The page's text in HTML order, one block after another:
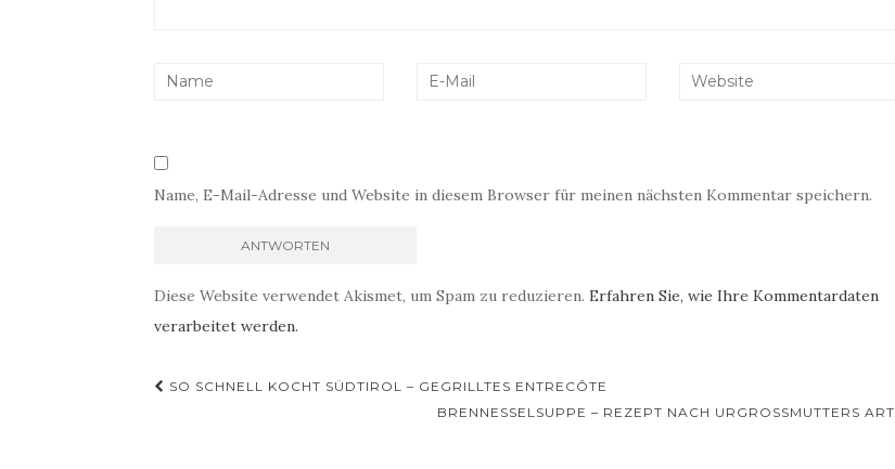
Name, E-Mail-Adresse und Website in diesem Browser für meinen nächsten Kommentar speichern.
Diese Website verwendet Akismet, um Spam zu reduzieren. Erfahren Sie, wie Ihre Kommentardaten
verarbeitet werden.
Beitragsnavigation
SO SCHNELL KOCHT SÜDTIROL – GEGRILLTES ENTRECÔTE
BRENNESSELSUPPE – REZEPT NACH URGROSSMUTTERS ART